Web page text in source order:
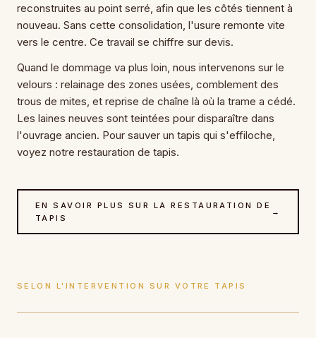
reconstruites au point serré, afin que les côtés tiennent à
nouveau. Sans cette consolidation, l'usure remonte vite
vers le centre. Ce travail se chiffre sur devis.
Quand le dommage va plus loin, nous intervenons sur le
velours : relainage des zones usées, comblement des
trous de mites, et reprise de chaîne là où la trame a cédé.
Les laines neuves sont teintées pour disparaître dans
l'ouvrage ancien. Pour sauver un tapis qui s'effiloche,
voyez notre restauration de tapis.
EN SAVOIR PLUS SUR LA RESTAURATION DE
TAPIS
→
SELON L'INTERVENTION SUR VOTRE TAPIS